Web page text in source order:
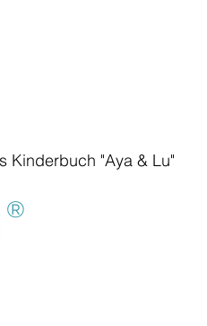
Kinderbuch "Aya & Lu"
®